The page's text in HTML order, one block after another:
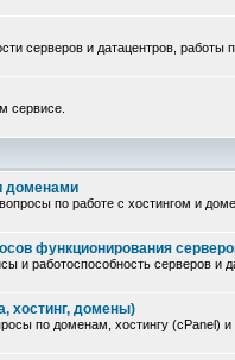
серверов и датацентров, работы
сервисе.
доменами
по работе с хостингом и
функционирования
и работоспособность серверов и
хостинг, домены)
по доменам, хостингу (cPanel)